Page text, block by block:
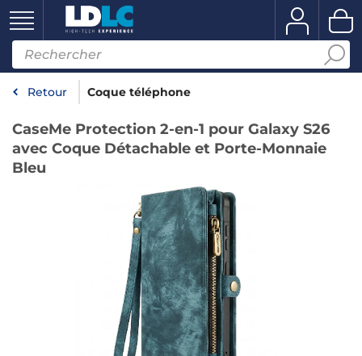
Retour Coque téléphone
CaseMe Protection 2-en-1 pour Galaxy S26
avec Coque Détachable et Porte-Monnaie
Bleu